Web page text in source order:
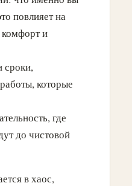
повлияет на
и
сроки,
которые
где
до чистовой
в хаос,